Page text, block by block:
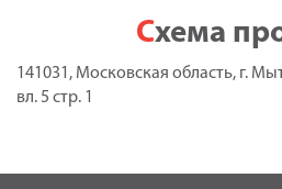
Схема
141031, Московская область, г.
вл. 5 стр. 1